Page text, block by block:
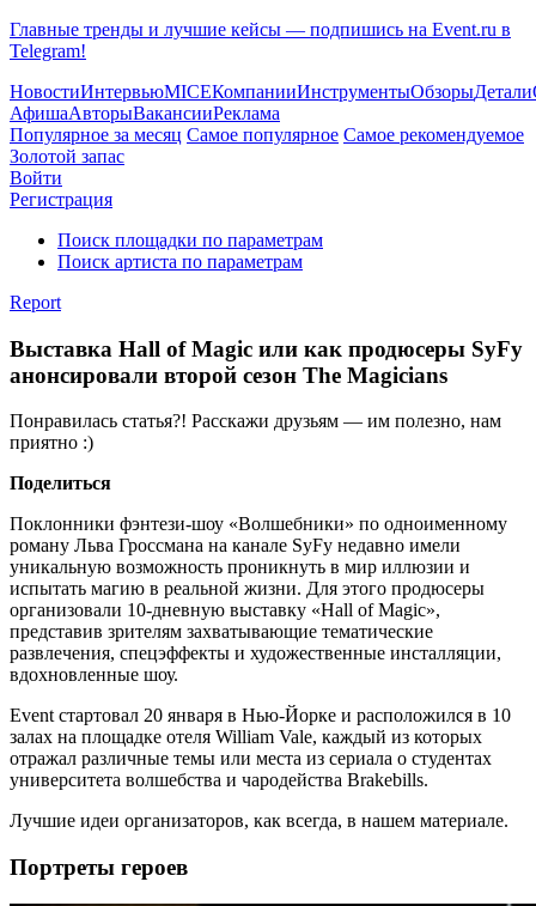
Главные тренды и лучшие кейсы — подпишись на Event.ru в
Telegram!
НовостиИнтервьюMICEКомпанииИнструментыОбзорыДетали
АфишаАвторыВакансииРеклама
Популярное за месяц Самое популярное Самое рекомендуемое
Золотой запас
Войти
Регистрация
Поиск площадки по параметрам
Поиск артиста по параметрам
Report
Выставка Hall of Magic или как продюсеры SyFy
анонсировали второй сезон The Magicians
Понравилась статья?! Расскажи друзьям — им полезно, нам
приятно :)
Поделиться
Поклонники фэнтези-шоу «Волшебники» по одноименному
роману Льва Гроссмана на канале SyFy недавно имели
уникальную возможность проникнуть в мир иллюзии и
испытать магию в реальной жизни. Для этого продюсеры
организовали 10-дневную выставку «Hall of Magic»,
представив зрителям захватывающие тематические
развлечения, спецэффекты и художественные инсталляции,
вдохновленные шоу.
Event стартовал 20 января в Нью-Йорке и расположился в 10
залах на площадке отеля William Vale, каждый из которых
отражал различные темы или места из сериала о студентах
университета волшебства и чародейства Brakebills.
Лучшие идеи организаторов, как всегда, в нашем материале.
Портреты героев